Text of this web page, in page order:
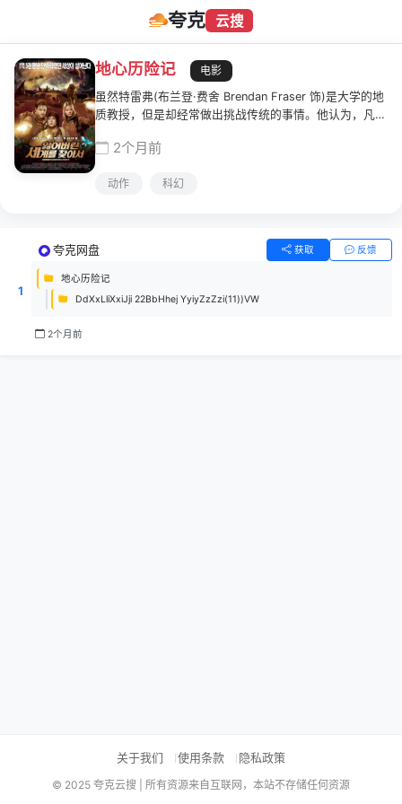
夸克 云搜
地心历险记
电影
虽然特雷弗(布兰登·费舍 Brendan Fraser 饰)是大学的地
质教授，但是却经常做出挑战传统的事情。他认为，凡尔
对立理论，使其被传为学院里的笑话，使得他的学术名声
论是正确的。为了验证自己的理论，特雷弗带着侄子肖恩
行时，三人意外发现一个奇特的洞穴，并在探询时踏破薄
冰跌入了无底深渊。不过，当他们醒来时，却发现了一个
神秘的地心世界，里面有着各种稀奇古怪的生物，与凡尔
纳小说里面描述的场景一模一样。证据终于找到了，但是
2个月前
动作 科幻
1
夸克网盘 获取 反馈
地心历险记
DdXxLliXxiJji 22BbHhej YyiyZzZzi(11))VW
2个月前
关于我们 使用条款 隐私政策
© 2025 夸克云搜 | 所有资源来自互联网，本站不存储任何资源